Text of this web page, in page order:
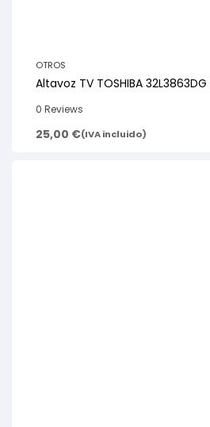
OTROS
Altavoz TV TOSHIBA
0 Reviews
25,00 €(IVA incluido)